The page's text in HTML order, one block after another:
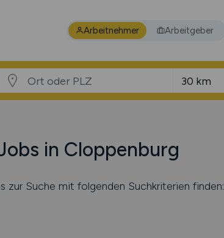
Arbeitnehmer Arbeitgeber
in Cloppenburg
zur Suche mit folgenden Suchkriterien finden: